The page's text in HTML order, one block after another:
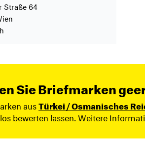
Straße 64
Sie Briefmarken
ausTürkei / Osmanisches
bewerten lassen. Weitere